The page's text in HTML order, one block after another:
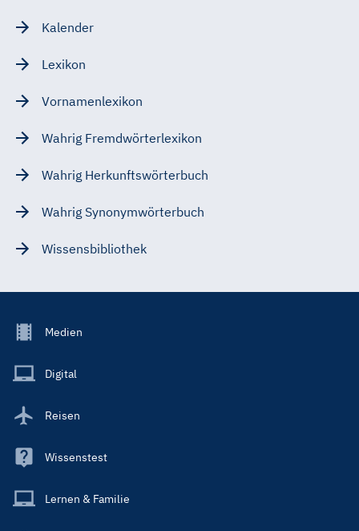
Kalender
Lexikon
Vornamenlexikon
Wahrig Fremdwörterlexikon
Wahrig Herkunftswörterbuch
Wahrig Synonymwörterbuch
Wissensbibliothek
Footer
Main
Medien
Digital
Reisen
Wissenstest
Lernen & Familie